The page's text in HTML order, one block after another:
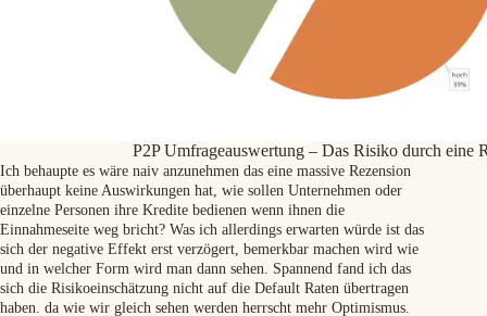
P2P Umfrageauswertung – Das Risiko durch eine
Ich behaupte es wäre naiv anzunehmen das eine massive Rezension
überhaupt keine Auswirkungen hat, wie sollen Unternehmen oder
einzelne Personen ihre Kredite bedienen wenn ihnen die
Einnahmeseite weg bricht? Was ich allerdings erwarten würde ist das
sich der negative Effekt erst verzögert, bemerkbar machen wird wie
und in welcher Form wird man dann sehen. Spannend fand ich das
sich die Risikoeinschätzung nicht auf die Default Raten übertragen
haben. da wie wir gleich sehen werden herrscht mehr Optimismus.